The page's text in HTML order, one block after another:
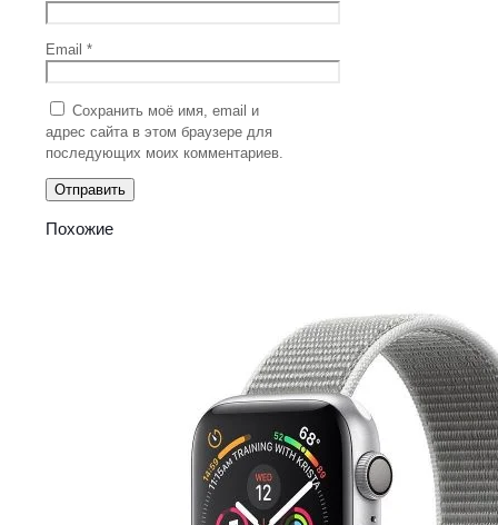
Email *
Сохранить моё имя, email и
адрес сайта в этом браузере для
последующих моих комментариев.
Похожие